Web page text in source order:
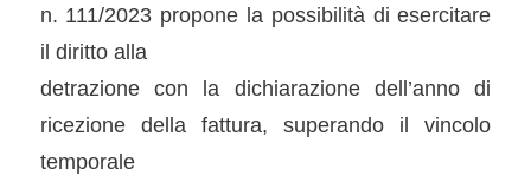
n. 111/2023 propone la possibilità di esercitare
il diritto alla
detrazione con la dichiarazione dell’anno di
ricezione della fattura, superando il vincolo
temporale